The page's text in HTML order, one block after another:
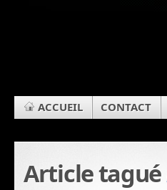
ACCUEIL CONTACT
Article tagué